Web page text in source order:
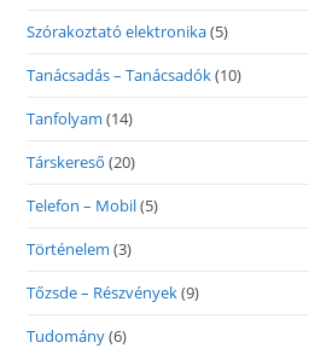
Szórakoztató elektronika(5)
Tanácsadás – Tanácsadók(10)
Tanfolyam (14)
Társkereső (20)
Telefon – Mobil(5)
Történelem (3)
Tőzsde – Részvények(9)
Tudomány(6)